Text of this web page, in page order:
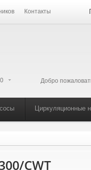
Контакты
Добро
Циркуляционные
CWT